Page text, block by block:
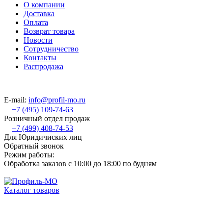
О компании
Доставка
Оплата
Возврат товара
Новости
Сотрудничество
Контакты
Распродажа
E-mail: info@profil-mo.ru
+7 (495) 109-74-63
Розничный отдел продаж
+7 (499) 408-74-53
Для Юридичиских лиц
Обратный звонок
Режим работы:
Обработка заказов с 10:00 до 18:00 по будням
Каталог товаров